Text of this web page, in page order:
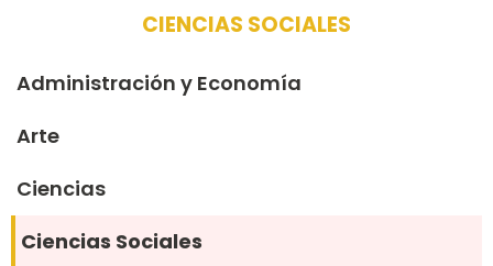
CIENCIAS SOCIALES
Administración y Economía
Arte
Ciencias
Ciencias Sociales